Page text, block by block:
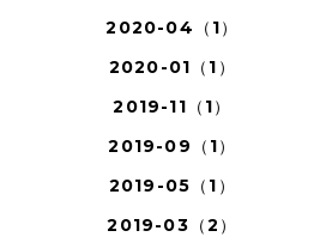
2020-04（1）
2020-01（1）
2019-11（1）
2019-09（1）
2019-05（1）
2019-03（2）